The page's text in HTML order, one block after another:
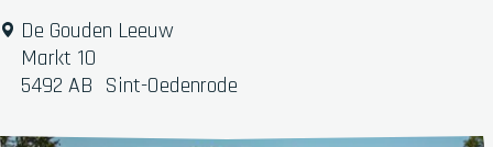
D
u
De Gouden Leeuw
Markt 10
5492 AB Sint-Oedenrode